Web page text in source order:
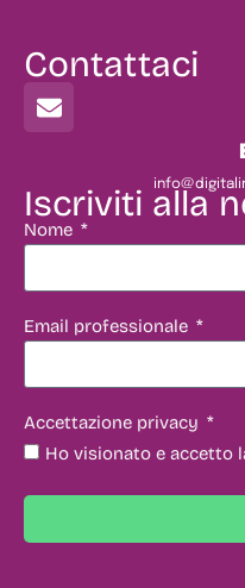
Contattaci
Iscriviti alla
Nome
Email professionale
Accettazione privacy
Ho visionato e accetto